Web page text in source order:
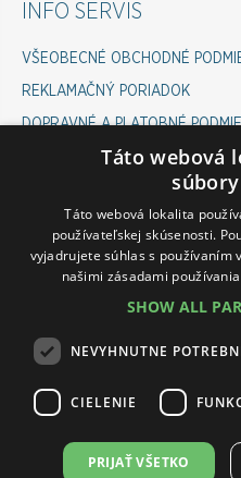
INFO SERVIS
VŠEOBECNÉ OBCHODNÉ
REKLAMAČNÝ PORIADOK
DOPRAVNÉ A PLATOBNÉ
COOKIES POLICY
ODSTÚPENIE OD ZMLUVY
INFOLINKA ESHOP
PONDELOK-PIATOK 07:00 -
VÁM RÁD POMÔŽE :
PETRA: 0911 545 237
Táto webová
Táto webová lokalita
používateľskej skúsenosti.
vyjadrujete súhlas s používaním
našimi zásadami
SHOW ALL
NEVYHNUTNE
CIELENIE
PRIJAŤ VŠETKO